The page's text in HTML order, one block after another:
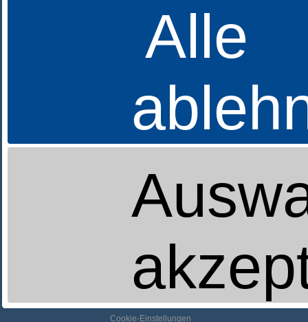
Samstag von 10.00 bis 17.00 Uhr
Tel. 0761 / 38 66 30
Montag bis Freitag von 09.00 bis 12.30 Uhr
von 14.00 bis 18.30 Uhr
Samstag von 09.00 bis 13.00 Uhr
Gerne beraten wir Sie auch zu Hause,
bitte vereinbaren Sie mit uns einen Termin
Tel.: 0761 / 38 66 30
Versand nur innerhalb der EU
Widerrufsrecht
Datenschutzerklärung
Impressum
AGB
Cookie-Einstellungen
Alle